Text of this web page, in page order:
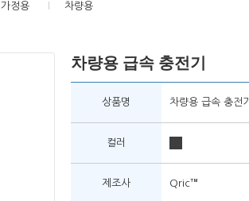
가정용 차량용
차량용 급속 충전기
상품명 차량용 급속 충전기
컬러
제조사 Qric™